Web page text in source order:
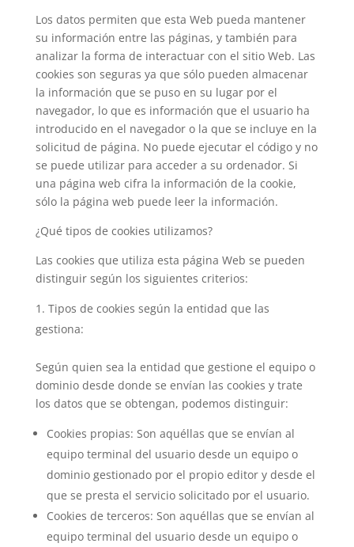
Los datos permiten que esta Web pueda mantener
su información entre las páginas, y también para
analizar la forma de interactuar con el sitio Web. Las
cookies son seguras ya que sólo pueden almacenar
la información que se puso en su lugar por el
navegador, lo que es información que el usuario ha
introducido en el navegador o la que se incluye en la
solicitud de página. No puede ejecutar el código y no
se puede utilizar para acceder a su ordenador. Si
una página web cifra la información de la cookie,
sólo la página web puede leer la información.
¿Qué tipos de cookies utilizamos?
Las cookies que utiliza esta página Web se pueden
distinguir según los siguientes criterios:
Tipos de cookies según la entidad que las
gestiona:
Según quien sea la entidad que gestione el equipo o
dominio desde donde se envían las cookies y trate
los datos que se obtengan, podemos distinguir:
Cookies propias: Son aquéllas que se envían al
equipo terminal del usuario desde un equipo o
dominio gestionado por el propio editor y desde el
que se presta el servicio solicitado por el usuario.
Cookies de terceros: Son aquéllas que se envían al
equipo terminal del usuario desde un equipo o